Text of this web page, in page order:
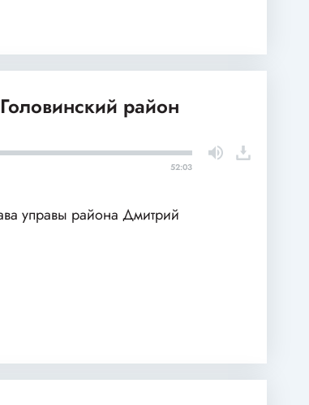
район
52:03
управы района Дмитрий